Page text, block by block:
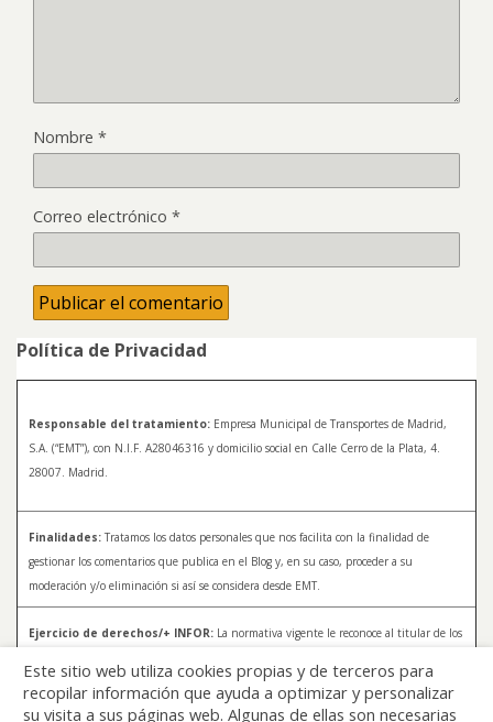
Nombre *
Correo electrónico *
Política de Privacidad
Responsable del tratamiento: Empresa Municipal de Transportes de Madrid,
S.A. (“EMT”), con N.I.F. A28046316 y domicilio social en Calle Cerro de la Plata, 4.
28007. Madrid.
Finalidades: Tratamos los datos personales que nos facilita con la finalidad de
gestionar los comentarios que publica en el Blog y, en su caso, proceder a su
moderación y/o eliminación si así se considera desde EMT.
Ejercicio de derechos/+ INFOR: La normativa vigente le reconoce al titular de los
rectificar y a solicitar la supresión de sus datos. Para más información sobre el
tratamiento de sus datos y la forma en que puede ejercer sus derechos, consulte la
Este sitio web utiliza cookies propias y de terceros para
recopilar información que ayuda a optimizar y personalizar
su visita a sus páginas web. Algunas de ellas son necesarias